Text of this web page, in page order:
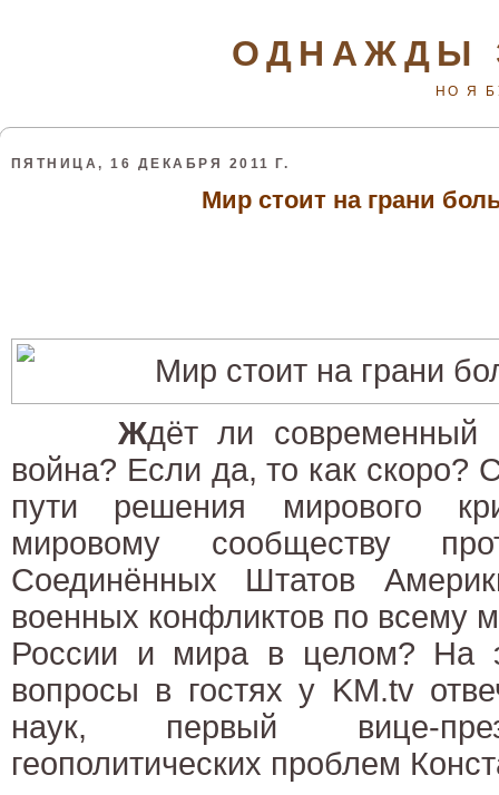
ОДНАЖДЫ
НО Я
ПЯТНИЦА, 16 ДЕКАБРЯ 2011 Г.
Мир стоит на грани
Ждёт ли современный
война? Если да, то как скоро?
пути решения мирового
мировому сообществу
Соединённых Штатов
военных конфликтов по всему
России и мира в целом? На
вопросы в гостях у KM.tv
наук, первый вице-
геополитических проблем